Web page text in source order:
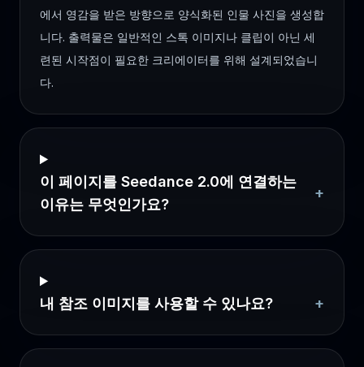
에서 영감을 받은 방향으로 양식화된 인물 사진을 생성합
니다. 출력물은 일반적인 스톡 이미지나 클립이 아닌 세
련된 시작점이 필요한 크리에이터를 위해 설계되었습니
다.
이 페이지를 Seedance 2.0에 연결하는
이유는 무엇인가요?
+
내 참조 이미지를 사용할 수 있나요? +